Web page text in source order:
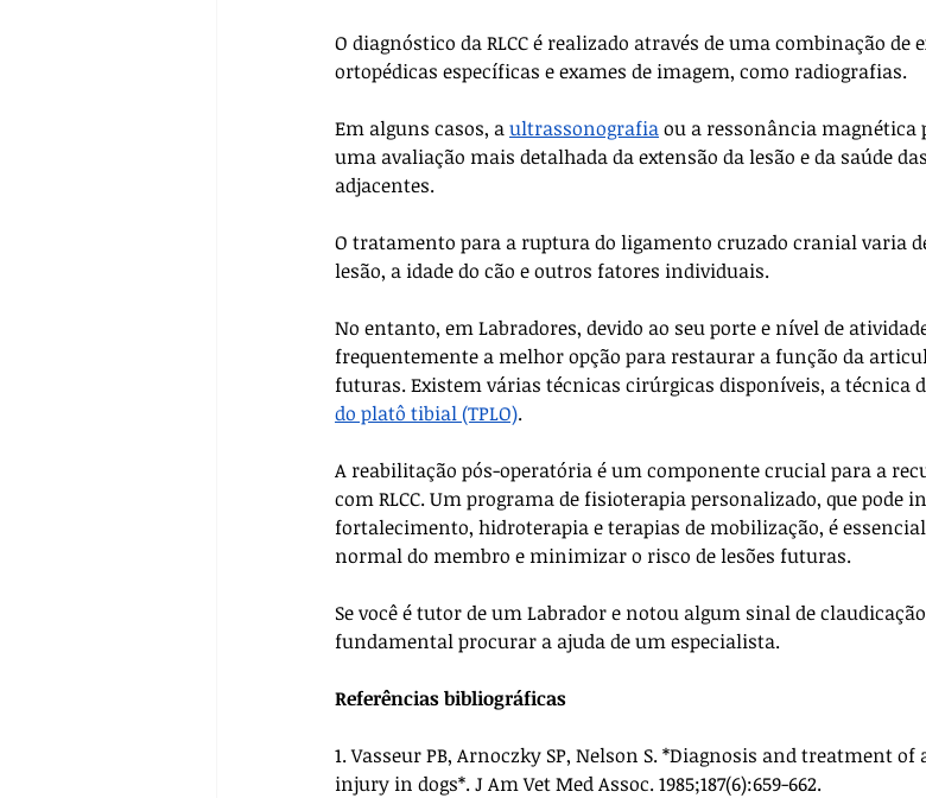
O diagnóstico da RLCC é realizado através de uma combinação
ortopédicas específicas e exames de imagem, como radiografias.
Em alguns casos, a ultrassonografia ou a ressonância magnética
uma avaliação mais detalhada da extensão da lesão e da saúde
adjacentes.
O tratamento para a ruptura do ligamento cruzado cranial varia
lesão, a idade do cão e outros fatores individuais.
No entanto, em Labradores, devido ao seu porte e nível de
frequentemente a melhor opção para restaurar a função da
futuras. Existem várias técnicas cirúrgicas disponíveis, a técnica
do platô tibial (TPLO).
A reabilitação pós-operatória é um componente crucial para a
com RLCC. Um programa de fisioterapia personalizado, que pode
fortalecimento, hidroterapia e terapias de mobilização, é
normal do membro e minimizar o risco de lesões futuras.
Se você é tutor de um Labrador e notou algum sinal de
fundamental procurar a ajuda de um especialista.
Referências bibliográficas
1. Vasseur PB, Arnoczky SP, Nelson S. *Diagnosis and treatment
injury in dogs*. J Am Vet Med Assoc. 1985;187(6):659-662.